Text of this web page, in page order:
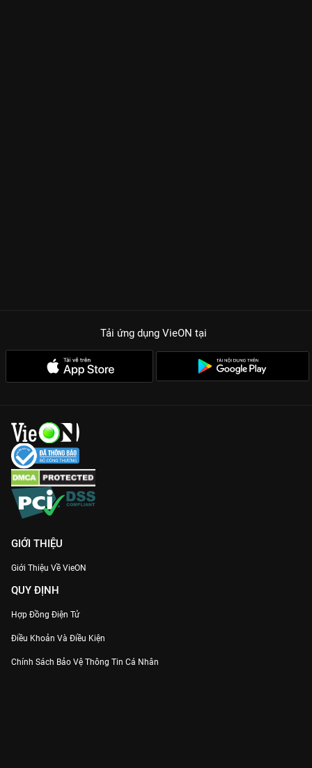
Tải ứng dụng VieON tại
GIỚI THIỆU
Giới Thiệu Về VieON
QUY ĐỊNH
Hợp Đồng Điện Tử
Điều Khoản Và Điều Kiện
Chính Sách Bảo Vệ Thông Tin Cá Nhân